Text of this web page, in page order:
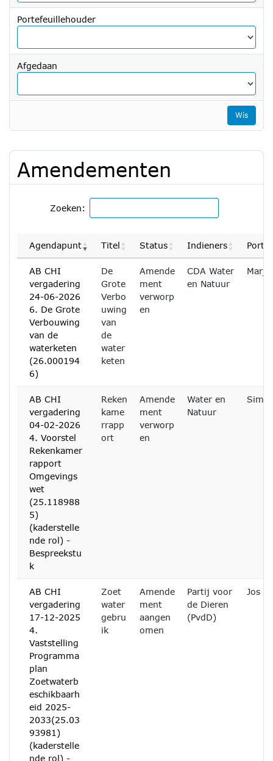
Portefeuillehouder
Afgedaan
Wis
Amendementen
Zoeken:
Agendapunt Titel Status Indieners
AB CHI
vergadering
24-06-2026
6. De Grote
Verbouwing
van de
waterketen
(26.000194
6)
De
Grote
Verbo
uwing
van
de
water
keten
Amende
ment
verworp
en
CDA Water
en Natuur
AB CHI
vergadering
04-02-2026
4. Voorstel
Rekenkamer
rapport
Omgevings
wet
(25.118988
5)
(kaderstelle
nde rol) -
Bespreekstu
k
Reken
kame
rrapp
ort
Amende
ment
verworp
en
Water en
Natuur
AB CHI
vergadering
17-12-2025
4.
Vaststelling
Programma
plan
Zoetwaterb
eschikbaarh
eid 2025-
2033(25.03
93981)
(kaderstelle
nde rol) -
Zoet
water
gebru
ik
Amende
ment
aangen
omen
Partij voor
de Dieren
(PvdD)
Jos